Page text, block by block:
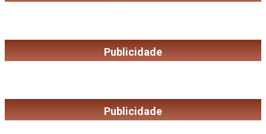
Publicidade
Publicidade